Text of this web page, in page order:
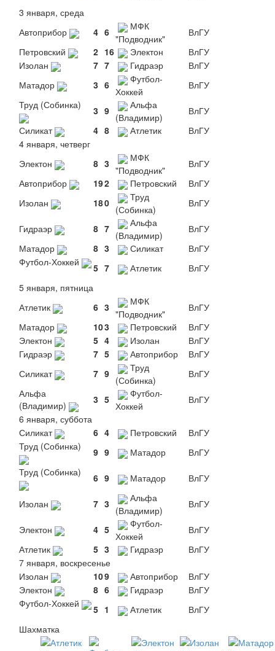
3 января, среда
Автоприбор
4 6
МФК
"Подводник"
ВлГУ
Петровский
2 16 Электон
ВлГУ
Изолан
7 7 Гидраэр
ВлГУ
Матадор
3 6
Футбол-
Хоккей
ВлГУ
Труд (Собинка)
3 9
Альфа
(Владимир)
ВлГУ
Силикат
4 8 Атлетик
ВлГУ
4 января, четверг
Электон
8 3
МФК
"Подводник"
ВлГУ
Автоприбор
192 Петровский
ВлГУ
Изолан
180
Труд
(Собинка)
ВлГУ
Гидраэр 8 7
Альфа
(Владимир)
ВлГУ
Матадор
8 3 Силикат
ВлГУ
Футбол-Хоккей
5 7 Атлетик
ВлГУ
5 января, пятница
Атлетик
6 3
МФК
"Подводник"
ВлГУ
Матадор
103 Петровский
ВлГУ
Электон
5 4 Изолан
ВлГУ
Гидраэр
7 5 Автоприбор
ВлГУ
Силикат
7 9
Труд
(Собинка)
ВлГУ
Альфа
(Владимир)
3 5
Футбол-
Хоккей
ВлГУ
6 января, суббота
Силикат
6 4 Петровский
ВлГУ
Труд (Собинка)
9 9 Матадор
ВлГУ
Труд (Собинка)
6 9 Матадор ВлГУ
Изолан 7 3
Альфа
(Владимир)
ВлГУ
Электон 4 5
Футбол-
Хоккей
ВлГУ
Атлетик
5 3 Гидраэр
ВлГУ
7 января, воскресенье
Изолан
109 Автоприбор
ВлГУ
Электон
8 6 Гидраэр
ВлГУ
Футбол-Хоккей
5 1 Атлетик
ВлГУ
Шахматка